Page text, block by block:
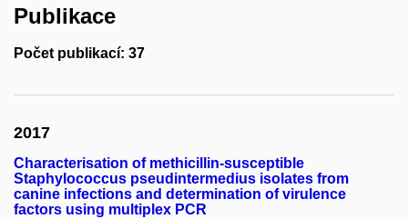
Publikace
Počet publikací: 37
2017
Characterisation of methicillin-susceptible
Staphylococcus pseudintermedius isolates from
canine infections and determination of virulence
factors using multiplex PCR